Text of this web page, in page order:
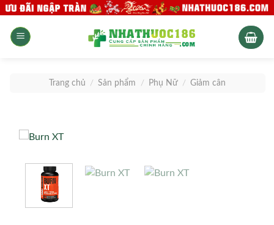
Skip
content
Trang chủ / Sản phẩm / Phụ Nữ / Giảm cân